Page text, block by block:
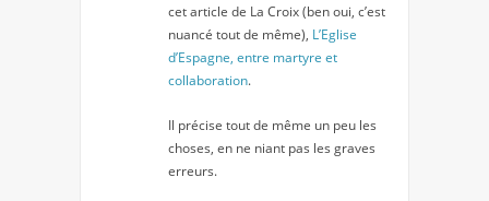
cet article de La Croix (ben oui, c’est
nuancé tout de même), L’Eglise
d’Espagne, entre martyre et
collaboration.
Il précise tout de même un peu les
choses, en ne niant pas les graves
erreurs.